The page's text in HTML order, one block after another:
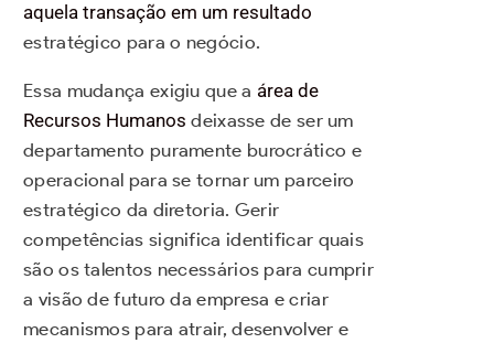
aquela transação em um resultado
estratégico para o negócio.
Essa mudança exigiu que a área de
Recursos Humanos deixasse de ser um
departamento puramente burocrático e
operacional para se tornar um parceiro
estratégico da diretoria. Gerir
competências significa identificar quais
são os talentos necessários para cumprir
a visão de futuro da empresa e criar
mecanismos para atrair, desenvolver e